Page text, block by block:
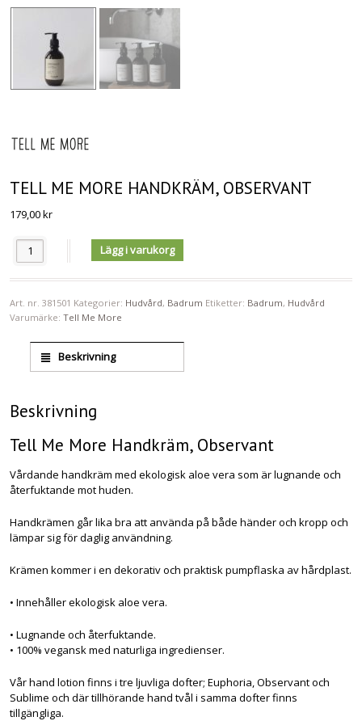
TELL ME MORE HANDKRÄM, OBSERVANT
179,00kr
Antal Lägg i varukorg
Art. nr.381501 Kategorier: Hudvård, Badrum Etiketter: Badrum, Hudvård
Varumärke:Tell Me More
Beskrivning
Beskrivning
Tell Me More Handkräm, Observant
Vårdande handkräm med ekologisk aloe vera som är lugnande och
återfuktande mot huden.
Handkrämen går lika bra att använda på både händer och kropp och
lämpar sig för daglig användning.
Krämen kommer i en dekorativ och praktisk pumpflaska av hårdplast.
• Innehåller ekologisk aloe vera.
• Lugnande och återfuktande.
• 100% vegansk med naturliga ingredienser.
Vår hand lotion finns i tre ljuvliga dofter; Euphoria, Observant och
Sublime och där tillhörande hand tvål i samma dofter finns
tillgängliga.